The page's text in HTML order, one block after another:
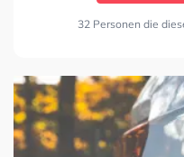
32 Personen die